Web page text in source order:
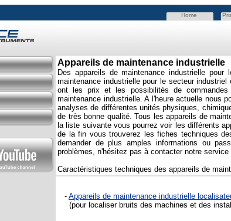
Home
Appareils de maintenance industrielle
Des appareils de maintenance industrielle
maintenance industrielle pour le secteur
ont les prix et les possibilités de
maintenance industrielle. A l'heure actuelle nous
analyses de différentes unités physiques,
de très bonne qualité. Tous les appareils de
la liste suivante vous pourrez voir les différents
de la fin vous trouverez les fiches techniques
demander de plus amples informations ou
problèmes, n'hésitez pas à contacter notre
Caractéristiques techniques des appareils de
- Appareils de maintenance industrielle
(pour localiser bruits des machines et des